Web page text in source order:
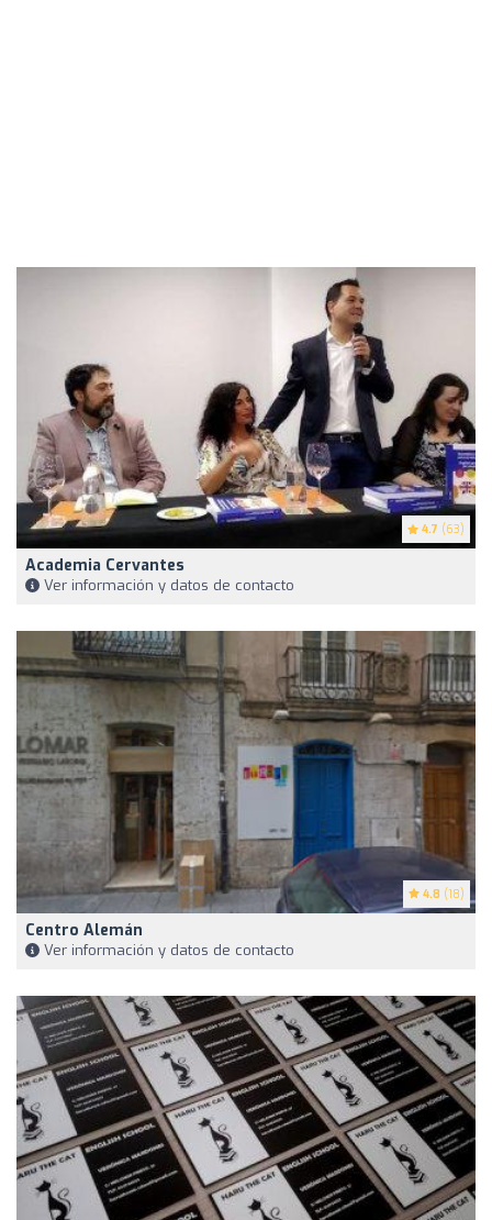
4.7 (63)
Academia Cervantes
Ver información y datos de contacto
4.8 (18)
Centro Alemán
Ver información y datos de contacto